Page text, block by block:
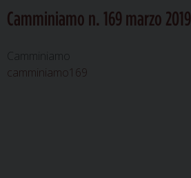
Camminiamo n. 169 marzo 2019
Camminiamo
camminiamo169